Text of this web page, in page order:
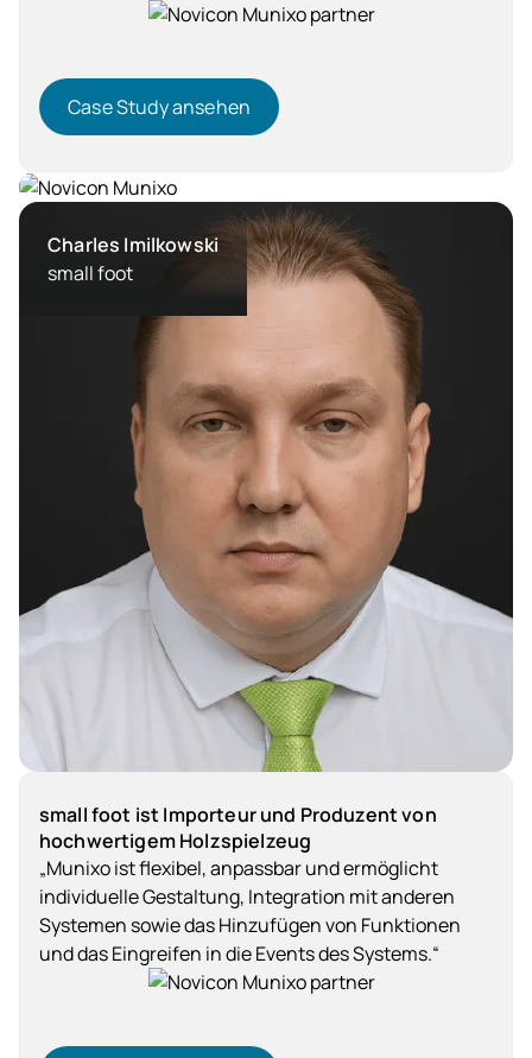
Case Study ansehen
Pharma
Charles Imilkowski
small foot
small foot ist Importeur und Produzent von
hochwertigem Holzspielzeug
„Munixo ist flexibel, anpassbar und ermöglicht
individuelle Gestaltung, Integration mit anderen
Systemen sowie das Hinzufügen von Funktionen
und das Eingreifen in die Events des Systems.“